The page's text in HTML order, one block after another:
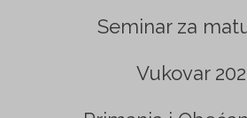
Seminar za
Vukovar